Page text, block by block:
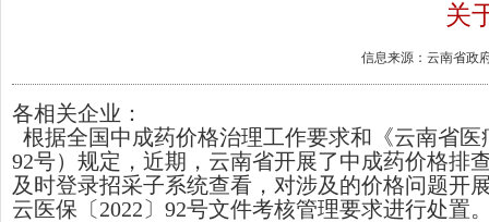
关
信息来源：云南省政
各相关企业：
根据全国中成药价格治理工作要求和《云南省
92号）规定，近期，云南省开展了中成药价格排
及时登录招采子系统查看，对涉及的价格问题开
云医保〔2022〕92号文件考核管理要求进行处置